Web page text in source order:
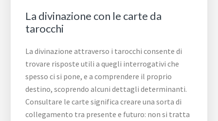
La divinazione con le carte da
tarocchi
La divinazione attraverso i tarocchi consente di
trovare risposte utili a quegli interrogativi che
spesso ci si pone, e a comprendere il proprio
destino, scoprendo alcuni dettagli determinanti.
Consultare le carte significa creare una sorta di
collegamento tra presente e futuro: non si tratta